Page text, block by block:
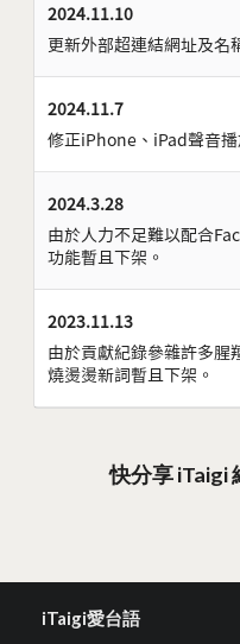
2024.11.10
更新外部超連結網址及名
2024.11.7
修正iPhone、iPad聲音播
2024.3.28
由於人力不足難以配合
功能暫且下架。
2023.11.13
由於貢獻紀錄參雜許多腥
燒燙燙新詞暫且下架。
快分享 iTaigi
iTaigi愛台語